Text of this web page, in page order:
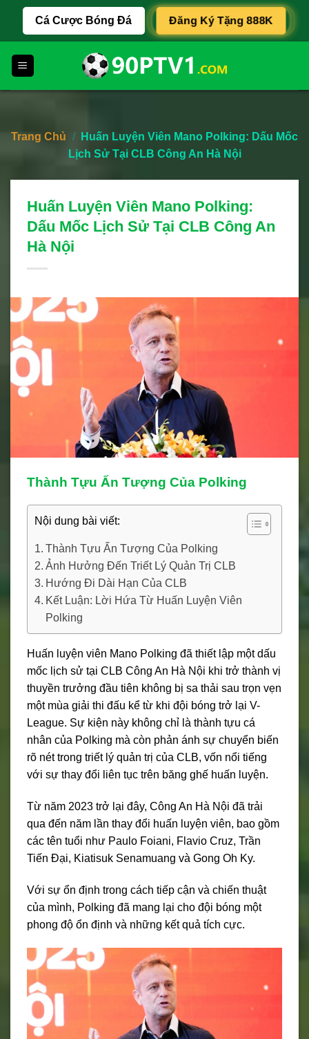
content
Cá Cược Bóng Đá Đăng Ký Tặng 888K
Trang Chủ /
Huấn Luyện Viên Mano Polking: Dấu Mốc
Lịch Sử Tại CLB Công An Hà Nội
Huấn Luyện Viên Mano Polking:
Dấu Mốc Lịch Sử Tại CLB Công An
Hà Nội
Thành Tựu Ấn Tượng Của Polking
Nội dung bài viết:
Thành Tựu Ấn Tượng Của Polking
Ảnh Hưởng Đến Triết Lý Quản Trị CLB
Hướng Đi Dài Hạn Của CLB
Kết Luận: Lời Hứa Từ Huấn Luyện Viên
Polking
Huấn luyện viên Mano Polking đã thiết lập một dấu
mốc lịch sử tại CLB Công An Hà Nội khi trở thành vị
thuyền trưởng đầu tiên không bị sa thải sau trọn vẹn
một mùa giải thi đấu kể từ khi đội bóng trở lại V-
League. Sự kiện này không chỉ là thành tựu cá
nhân của Polking mà còn phản ánh sự chuyển biến
rõ nét trong triết lý quản trị của CLB, vốn nổi tiếng
với sự thay đổi liên tục trên băng ghế huấn luyện.
Từ năm 2023 trở lại đây, Công An Hà Nội đã trải
qua đến năm lần thay đổi huấn luyện viên, bao gồm
các tên tuổi như Paulo Foiani, Flavio Cruz, Trần
Tiến Đại, Kiatisuk Senamuang và Gong Oh Ky.
Với sự ổn định trong cách tiếp cận và chiến thuật
của mình, Polking đã mang lại cho đội bóng một
phong độ ổn định và những kết quả tích cực.